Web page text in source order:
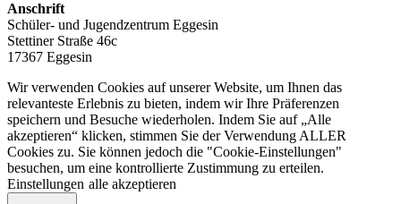
Anschrift
Schüler- und Jugendzentrum Eggesin
Stettiner Straße 46c
17367 Eggesin
Wir verwenden Cookies auf unserer Website, um Ihnen das
relevanteste Erlebnis zu bieten, indem wir Ihre Präferenzen
speichern und Besuche wiederholen. Indem Sie auf „Alle
akzeptieren“ klicken, stimmen Sie der Verwendung ALLER
Cookies zu. Sie können jedoch die "Cookie-Einstellungen"
besuchen, um eine kontrollierte Zustimmung zu erteilen.
Einstellungen alle akzeptieren